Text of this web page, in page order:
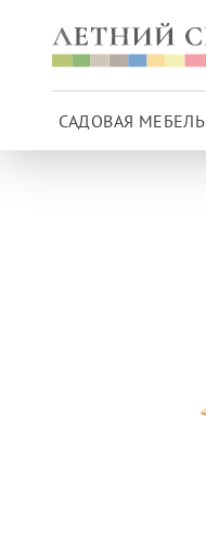
САДОВАЯ МЕБЕЛЬ